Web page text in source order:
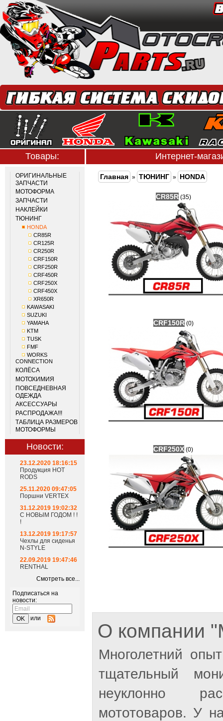
Товары: Интернет-
ОРИГИНАЛЬНЫЕ
ЗАПЧАСТИ
МОТОФОРМА
ЗАПЧАСТИ
НАКЛЕЙКИ
ТЮНИНГ
HONDA
CR85R
CR125R
CR250R
CRF150R
CRF250R
CRF450R
CRF250X
CRF450X
XR650R
KAWASAKI
SUZUKI
YAMAHA
KTM
TUSK
FMF
WORKS
CONNECTION
КОЛЁСА
МОТОХИМИЯ
ПОВСЕДНЕВНАЯ
ОДЕЖДА
АКСЕССУАРЫ
РАСПРОДАЖА!!!
ТАБЛИЦА РАЗМЕРОВ
МОТОФОРМЫ
Новости:
23.12.2020 18:16:15
Продукция HOT
RODS
25.11.2020 09:47:05
Поршни VERTEX
31.12.2019 19:02:32
С НОВЫМ ГОДОМ ! !
!
13.12.2019 19:17:57
Чехлы для сиденья
N-STYLE
22.09.2019 19:47:46
RENTHAL
Смотреть все...
Подписаться на
новости:
или
Главная » ТЮНИНГ » HONDA
CR85R(35)
CRF150R(0)
CRF250X (0)
О компании
Многолетний
тщательный
неуклонно
мототоваров. У